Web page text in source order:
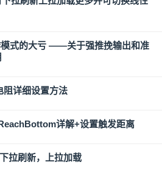
模式的大亏 ——关于强推挽输出和准
详细设置方法
详解+设置触发距离
拉刷新，上拉加载